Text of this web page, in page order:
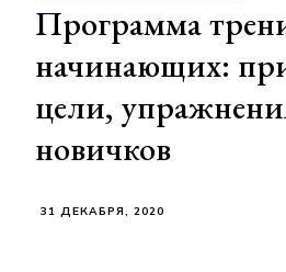
Программа
начинающих:
цели,
новичков
31 ДЕКАБРЯ, 2020